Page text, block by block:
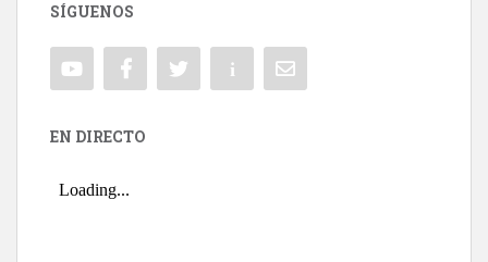
SÍGUENOS
EN DIRECTO